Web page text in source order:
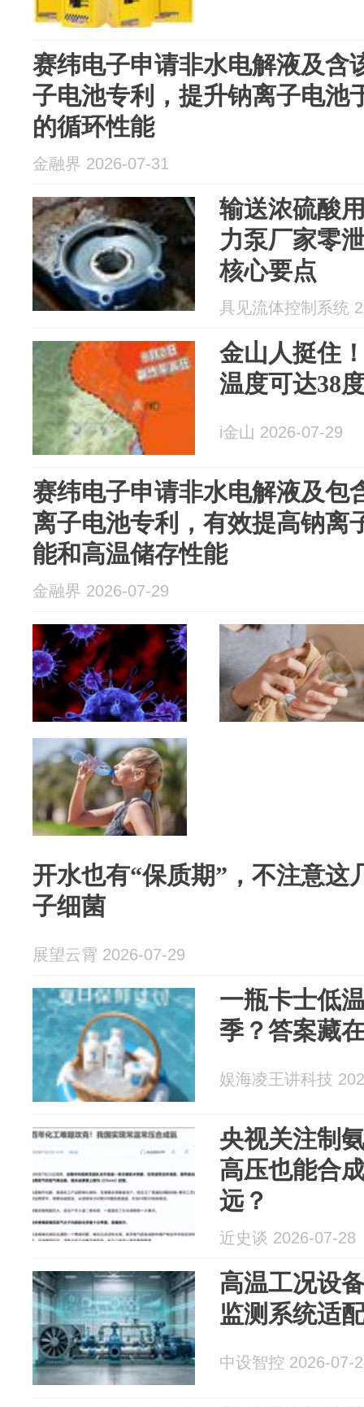
赛纬电子申请非水电解液及含
子电池专利，提升钠离子电池
的循环性能
金融界 2026-07-31
输送浓硫酸
力泵厂家零
核心要点
具见流体控制系统
金山人挺住
温度可达38
i金山 2026-07-29
赛纬电子申请非水电解液及包
离子电池专利，有效提高钠离
能和高温储存性能
金融界 2026-07-29
开水也有“保质期”，不注意这
子细菌
展望云霄 2026-07-29
一瓶卡士低
季？答案藏
娱海凌王讲科技
央视关注制
高压也能合
远？
近史谈 2026-07-28
高温工况设
监测系统适
中设智控 2026-07-